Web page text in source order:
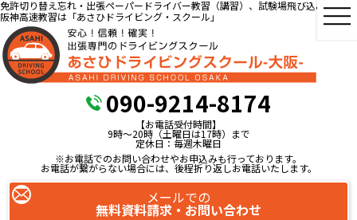
免許切り替え忘れ・出張ペーパードライバー教習（講習）、試験場飛び込み教習、
阪神高速教習は「あさひドライビング・スクール」
090-9214-8174
【お電話受付時間】
9時～20時（土曜日は17時）まで
定休日：毎週木曜日
※お電話でのお問い合わせやお申込みも行っております。
お電話が繋がらない場合には、後程折り返しお電話いたします。
メールでの
無料資料請求・お問い合わせ